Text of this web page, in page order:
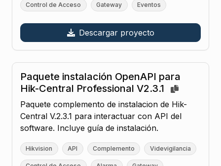
Control de Acceso Gateway Eventos
Descargar proyecto
Paquete instalación OpenAPI para
Hik-Central Professional V2.3.1
Paquete complemento de instalacion de Hik-
Central V.2.3.1 para interactuar con API del
software. Incluye guía de instalación.
Hikvision API Complemento Videvigilancia